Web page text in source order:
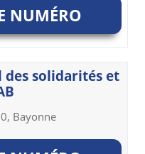
NUMÉRO
solidarités et
Bayonne